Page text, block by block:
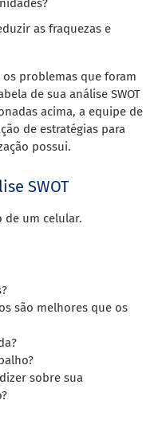
as fraquezas e
problemas que foram
de sua análise SWOT
acima, a equipe de
de estratégias para
possui.
SWOT
de um celular.
são melhores que os
sobre sua